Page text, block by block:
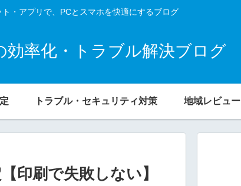
・アプリで、PCとスマホを快適にするブログ
効率化・トラブル解決ブログ
トラブル・セキュリティ対策 地域レビュー
印刷で失敗しない】